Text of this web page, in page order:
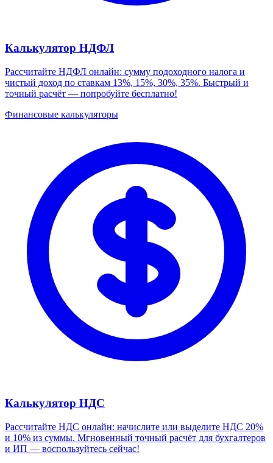
Калькулятор НДФЛ
Рассчитайте НДФЛ онлайн: сумму подоходного налога и
чистый доход по ставкам 13%, 15%, 30%, 35%. Быстрый и
точный расчёт — попробуйте бесплатно!
Финансовые калькуляторы
Калькулятор НДС
Рассчитайте НДС онлайн: начислите или выделите НДС 20%
и 10% из суммы. Мгновенный точный расчёт для бухгалтеров
и ИП — воспользуйтесь сейчас!